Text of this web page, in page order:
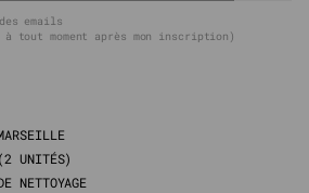
emails
à tout moment après mon inscription)
UNITÉS)
NETTOYAGE